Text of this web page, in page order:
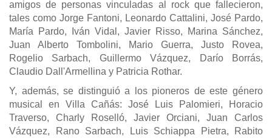
amigos de personas vinculadas al rock que fallecieron,
tales como Jorge Fantoni, Leonardo Cattalini, José Pardo,
María Pardo, Iván Vidal, Javier Risso, Marina Sánchez,
Juan Alberto Tombolini, Mario Guerra, Justo Rovea,
Rogelio Sarbach, Guillermo Vázquez, Darío Borrás,
Claudio Dall'Armellina y Patricia Rothar.
Y, además, se distinguió a los pioneros de este género
musical en Villa Cañás: José Luis Palomieri, Horacio
Traverso, Charly Roselló, Javier Orciani, Juan Carlos
Vázquez, Rano Sarbach, Luis Schiappa Pietra, Rabito